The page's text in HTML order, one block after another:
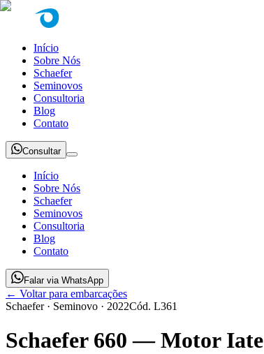
Início
Sobre Nós
Schaefer
Seminovos
Consultoria
Blog
Contato
Consultar
Início
Sobre Nós
Schaefer
Seminovos
Consultoria
Blog
Contato
Falar via WhatsApp
← Voltar para embarcações
Schaefer· Seminovo · 2022Cód. L361
Schaefer 660 —Motor Iate